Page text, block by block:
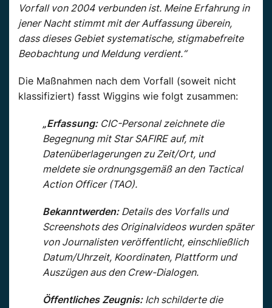
Vorfall von 2004 verbunden ist. Meine Erfahrung in
jener Nacht stimmt mit der Auffassung überein,
dass dieses Gebiet systematische, stigmabefreite
Beobachtung und Meldung verdient.“
Die Maßnahmen nach dem Vorfall (soweit nicht
klassifiziert) fasst Wiggins wie folgt zusammen:
„Erfassung:CIC-Personal zeichnete die
Begegnung mit Star SAFIRE auf, mit
Datenüberlagerungen zu Zeit/Ort, und
meldete sie ordnungsgemäß an den Tactical
Action Officer (TAO).
Bekanntwerden:Details des Vorfalls und
Screenshots des Originalvideos wurden später
von Journalisten veröffentlicht, einschließlich
Datum/Uhrzeit, Koordinaten, Plattform und
Auszügen aus den Crew-Dialogen.
Öffentliches Zeugnis:Ich schilderte die